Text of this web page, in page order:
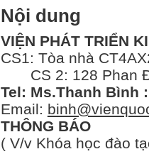
Nội dung
VIỆN PHÁT TRIỂN
CS1: Tòa nhà
CS 2: 128 Phan
Tel: Ms.Thanh Bình
Email:
THÔNG BÁO
( V/v Khóa học đào